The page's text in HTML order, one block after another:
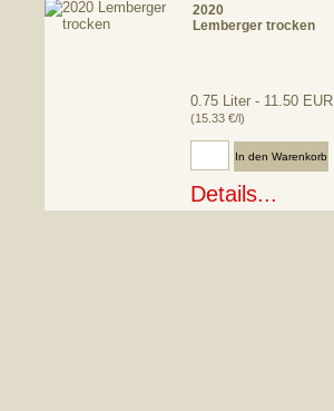
2020
Lemberger trocken
0.75 Liter - 11.50 EUR
(15.33 €/l)
Anzahl:
Details...